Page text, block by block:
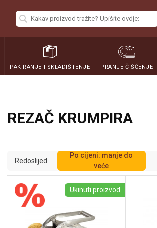
PAKIRANJE I SKLADIŠTENJE PRANJE-ČIŠĆENJE
REZAČ KRUMPIRA
Redoslijed
Po cijeni: manje do
veće
Ukinuti proizvod